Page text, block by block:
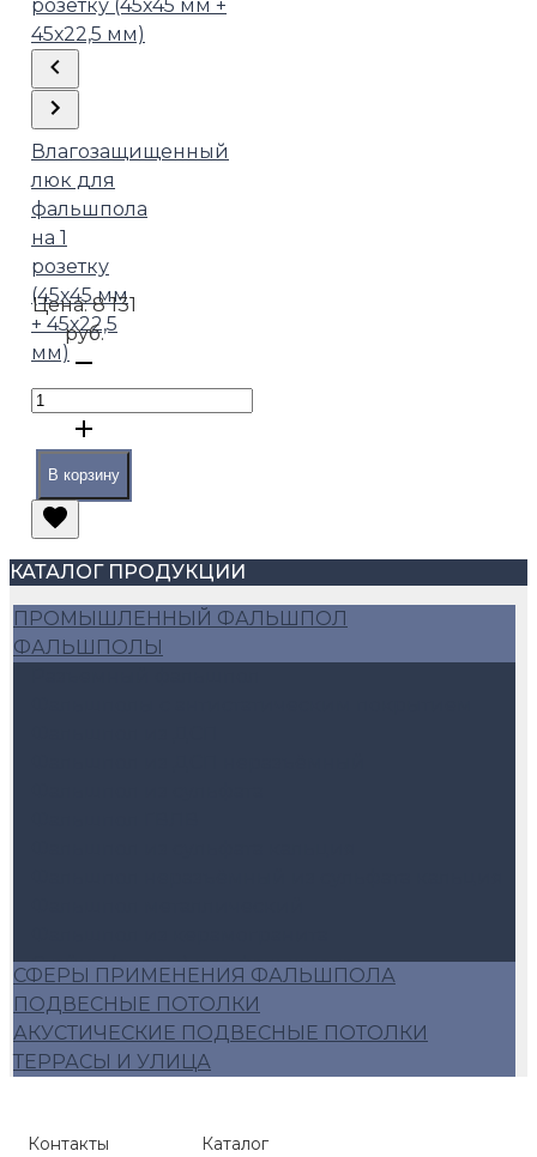
Влагозащищенный
люк для
фальшпола
на 1
розетку
(45х45 мм
+ 45х22,5
мм)
Цена:8 131
руб.
В корзину
КАТАЛОГ ПРОДУКЦИИ
ПРОМЫШЛЕННЫЙ ФАЛЬШПОЛ
ФАЛЬШПОЛЫ
Стойки (опоры) для фальшпола
Аксессуары для фальшпола
Алюминиевый фальшпол
Плиты фальшопола 600*600
Люки для фальшпола
СФЕРЫ ПРИМЕНЕНИЯ ФАЛЬШПОЛА
ПОДВЕСНЫЕ ПОТОЛКИ
АКУСТИЧЕСКИЕ ПОДВЕСНЫЕ ПОТОЛКИ
ТЕРРАСЫ И УЛИЦА
Контакты
Каталог